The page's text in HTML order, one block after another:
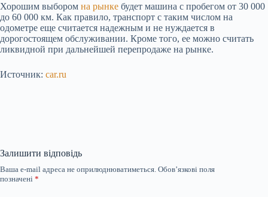
Хорошим выбором на рынке будет машина с пробегом от 30 000
до 60 000 км. Как правило, транспорт с таким числом на
одометре еще считается надежным и не нуждается в
дорогостоящем обслуживании. Кроме того, ее можно считать
ликвидной при дальнейшей перепродаже на рынке.
Источник: car.ru
Залишити відповідь
Ваша e-mail адреса не оприлюднюватиметься. Обов’язкові поля
позначені *